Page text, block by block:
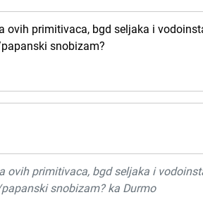
ovih primitivaca, bgd seljaka i
snobizam?
ovih primitivaca, bgd seljaka i
snobizam? ka Durmo